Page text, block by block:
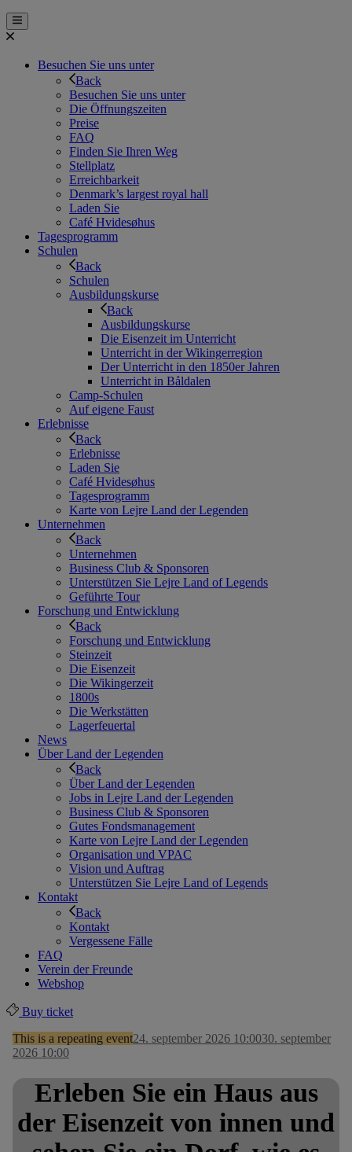
Besuchen Sie uns unter
Back
Besuchen Sie uns unter
Die Öffnungszeiten
Preise
FAQ
Finden Sie Ihren Weg
Stellplatz
Erreichbarkeit
Denmark’s largest royal hall
Laden Sie
Café Hvidesøhus
Tagesprogramm
Schulen
Back
Schulen
Ausbildungskurse
Back
Ausbildungskurse
Die Eisenzeit im Unterricht
Unterricht in der Wikingerregion
Der Unterricht in den 1850er Jahren
Unterricht in Båldalen
Camp-Schulen
Auf eigene Faust
Erlebnisse
Back
Erlebnisse
Laden Sie
Café Hvidesøhus
Tagesprogramm
Karte von Lejre Land der Legenden
Unternehmen
Back
Unternehmen
Business Club & Sponsoren
Unterstützen Sie Lejre Land of Legends
Geführte Tour
Forschung und Entwicklung
Back
Forschung und Entwicklung
Steinzeit
Die Eisenzeit
Die Wikingerzeit
1800s
Die Werkstätten
Lagerfeuertal
News
Über Land der Legenden
Back
Über Land der Legenden
Jobs in Lejre Land der Legenden
Business Club & Sponsoren
Gutes Fondsmanagement
Karte von Lejre Land der Legenden
Organisation und VPAC
Vision und Auftrag
Unterstützen Sie Lejre Land of Legends
Kontakt
Back
Kontakt
Vergessene Fälle
FAQ
Verein der Freunde
Webshop
Buy ticket
This is a repeating event24. september 2026 10:0030. september
2026 10:00
Erleben Sie ein Haus aus
der Eisenzeit von innen und